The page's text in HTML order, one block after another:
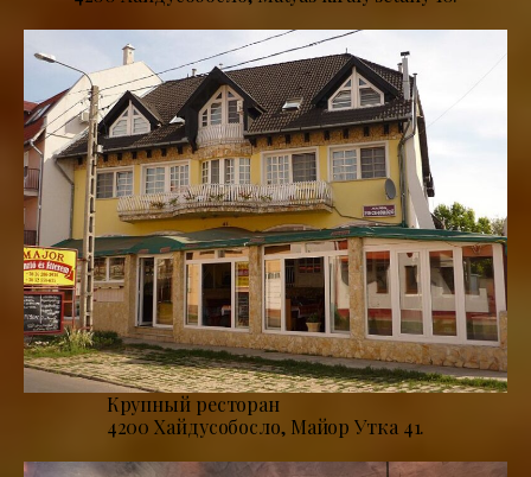
Крупный ресторан
4200 Хайдусобосло, Майор Утка 41.